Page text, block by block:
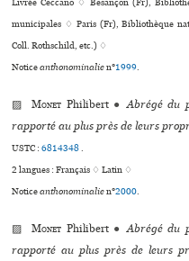
Livrée Ceccano ♢ Besançon (Fr),
muni­ci­pa­les ♢ Paris (Fr), Bibliothèque
Coll. Rothschild, etc.) ♢
Noticeanthonominalien°1999.
▨Monet Philibert ● Abrégé du
rapporté au plus près de leurs
USTC :6814348.
2 langues :Français ♢Latin ♢
Noticeanthonominalien°2000.
▨Monet Philibert ● Abrégé du
rapporté au plus près de leurs